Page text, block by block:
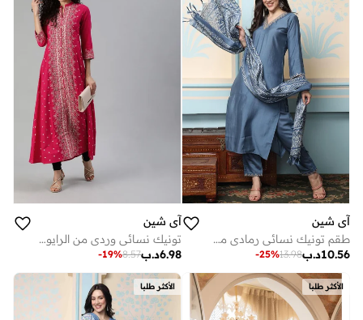
آي شين
طقم تونيك نسائي رمادي من الحرير الروماني مزين بطول كامل مناسب للكاجوال بقصة مستقيمة
د.ب10.56
13.98
-25%
آي شين
تونيك نسائي وردي من الرايون مطبوع بقصة مستقيمة
د.ب6.98
8.57
-19%
الأكثر طلبا الأكثر طلبا